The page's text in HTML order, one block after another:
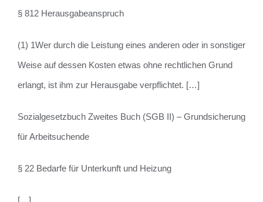
§ 812 Herausgabeanspruch
(1) 1Wer durch die Leistung eines anderen oder in sonstiger
Weise auf dessen Kosten etwas ohne rechtlichen Grund
erlangt, ist ihm zur Herausgabe verpflichtet. […]
Sozialgesetzbuch Zweites Buch (SGB II) – Grundsicherung
für Arbeitsuchende
§ 22 Bedarfe für Unterkunft und Heizung
[…]